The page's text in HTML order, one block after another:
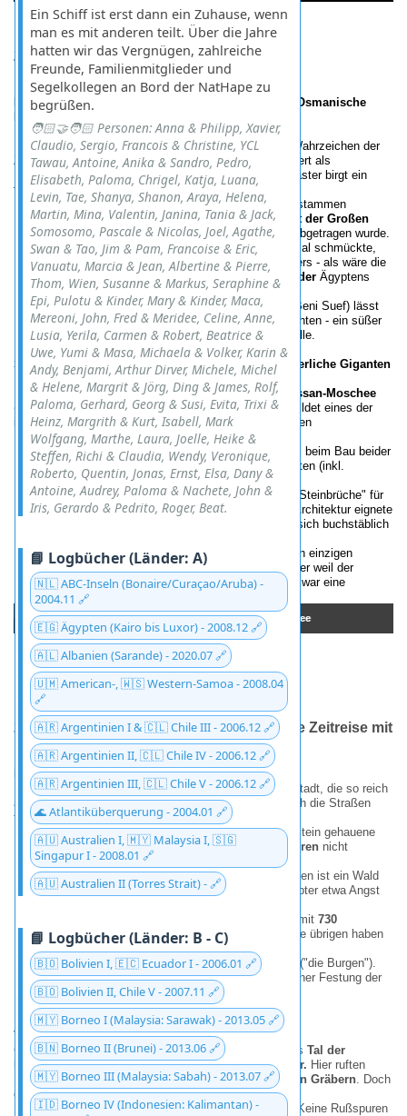
Ein Schiff ist erst dann ein Zuhause, wenn
man es mit anderen teilt. Über die Jahre
hatten wir das Vergnügen, zahlreiche
Freunde, Familienmitglieder und
Segelkollegen an Bord der NatHape zu
begrüßen.
🧑🏻‍🤝‍🧑🏻 Personen: Anna & Philipp, Xavier,
Claudio, Sergio, Francois & Christine, YCL
Tawau, Antoine, Anika & Sandro, Pedro,
Elisabeth, Paloma, Chrigel, Katja, Luana,
Levin, Tae, Shanya, Shanon, Araya, Helena,
Martin, Mina, Valentin, Janina, Tania & Jack,
Somosomo, Pascale & Nicolas, Joel, Agathe,
Swan & Tao, Jim & Pam, Francoise & Eric,
Vanuatu, Marcia & Jean, Albertine & Pierre,
Thom, Wien, Susanne & Markus, Seraphine &
Epi, Pulotu & Kinder, Mary & Kinder, Maca,
Mereoni, John, Fred & Meridee, Celine, Anne,
Lusia, Yerila, Carmen & Robert, Beatrice &
Uwe, Yumi & Masa, Michaela & Volker, Karin &
Andy, Benjami, Arthur Dirver, Michele, Michel
& Helene, Margrit & Jörg, Ding & James, Rolf,
Paloma, Gerhard, Georg & Susi, Evita, Trixi &
Heinz, Margrith & Kurt, Isabell, Mark
Wolfgang, Marthe, Laura, Joelle, Heike &
Steffen, Richi & Claudia, Wendy, Veronique,
Roberto, Quentin, Jonas, Ernst, Elsa, Dany &
Antoine, Audrey, Paloma & Nachete, John &
Iris, Gerardo & Pedrito, Roger, Beat.
📘 Logbücher (Länder: A)
🇳🇱 ABC-Inseln (Bonaire/Curaçao/Aruba) -
2004.11 🔗
🇪🇬 Ägypten (Kairo bis Luxor) - 2008.12 🔗
🇦🇱 Albanien (Sarande) - 2020.07 🔗
🇺🇲 American-, 🇼🇸 Western-Samoa - 2008.04
🔗
🇦🇷 Argentinien I & 🇨🇱 Chile III - 2006.12 🔗
🇦🇷 Argentinien II, 🇨🇱 Chile IV - 2006.12 🔗
🇦🇷 Argentinien III, 🇨🇱 Chile V - 2006.12 🔗
🌊 Atlantiküberquerung - 2004.01 🔗
🇦🇺 Australien I, 🇲🇾 Malaysia I, 🇸🇬
Singapur I - 2008.01 🔗
🇦🇺 Australien II (Torres Strait) - 🔗
📘 Logbücher (Länder: B - C)
🇧🇴 Bolivien I, 🇪🇨 Ecuador I - 2006.01 🔗
🇧🇴 Bolivien II, Chile V - 2007.11 🔗
🇲🇾 Borneo I (Malaysia: Sarawak) - 2013.05 🔗
🇧🇳 Borneo II (Brunei) - 2013.06 🔗
🇲🇾 Borneo III (Malaysia: Sabah) - 2013.07 🔗
🇮🇩 Borneo IV (Indonesien: Kalimantan) -
2008.12 - Die Moscheen von Kairo: Wo
Pharaonensteine neu erstrahlen
Die Muhammad-Ali-Moschee (Alabastermoschee): Osmanische
Pracht mit
Hoch über Kairo thront dieAlabastermoschee
- das Wahrzeichen der
Zitadelle, das Muhammad Ali Pascha im 19. Jahrhundert als
Machtsymbol errichten ließ. Doch ihr strahlender Alabaster birgt ein
faszinierendes Geheimnis:
Steine mit Vergangenheit: Teile der Verkleidung stammen
tatsächlich von derkalksteinernen Außenschicht der Großen
Pyramide von Gizeh, die über die Jahrhunderte abgetragen wurde.
Ironie der Geschichte: Was einst Cheops’ Grabmal schmückte,
ziert nun die Kuppeln eines osmanischen Herrschers - als wäre die
Pyramide selbst zum
größ ten Baumaterial-Spender Ägyptens
geworden.
Fun Fact: Der Alabaster (genauer: Kalkstein aus Beni Suef) lässt
die Moschee im Sonnenlicht wieZuckerwerk
leuchten - ein süßer
Kontrast zu den rauen Festungsmauern der Zitadelle.
Sultan-Hassan-Moschee & Rifa’i-Moschee: Mittelalterliche Giganten
Dieses architektonische Zwillingspaar - dieSultan-Hassan-Moschee
(14. Jh.) und die neuerereRifa’i-Moschee(19. Jh.) - bildet eines der
imposantesten Ensembles Kairos. Und auch hier spielen
Pyramidensteine eine Rolle:
Recycelte Monumente: Historiker vermuten, dass beim Bau beider
Moscheen Marmor und Kalkstein von antiken Stätten (inkl.
Pyramiden-Verblendung) wiederverwendet wurden.
Warum?Praktisch: Die nahen Pyramiden waren "Steinbrüche" für
spätere Baumeister. Symbolisch: Die islamische Architektur eignete
sich das Erbe der Pharaonen an - und machte es sich buchstäblich
Kuriosität:Die Sultan-Hassan-Moschee hat keinen einzigen
rechten Winkel - entweder aus religiöser Demut oder weil der
Architekt den Zirkel verlegte. (Scherz beiseite: Es war eine
bewusste Abkehr von "heidnischer" Präzision.)
Muhammad Ali Moschee - Alabastermoschee
Sultan Hassan Moschee und Rifa ´i-Moschee
2008.12 - Luxor & das Tal der Könige: Eine Zeitreise mit
tselgarantie
Luxor - Wo Geschichte zum Spaziergang wird
Eine Flugstunde südlich von Kairo liegtLuxor- eine Stadt, die so reich
an antiken Schätzen ist, dass man beim Bummel durch die Straßen
fast über Pharaonen stolpert. Die Highlights:
Luxor-Tempel:Majestätische Säulen, die wie in Stein gehauene
Baumstämme wirken - nur dass sie seit
3.400 Jahren nicht
umgefallen sind.
Karnak-Tempel:SeinHypostyl-Saal
ulen ist ein Wald
aus Hieroglyphen. Man fragt sich: "Haben die Ägypter etwa Angst
: Einst verband sie beide Tempel mit 730
Wä chterstatuen. Heute stehen noch 58 davon - die übrigen haben
wohl"Pause im Sand".
Fun Fact:Der Name "Luxor" kommt vonal-Uqsur ("die Burgen").
Kein Wunder: Wer hier wandelt, fühlt sich wie in einer Festung der
Zeit.
Tal der Könige: Grabmäler mit Geheimnisfaktor
Gegenüber von Luxor, in der schroffen Wüste, liegt das Tal der
nige- Ägyptens VIP-Friedhof des15.-10. Jh. v. Chr. Hier ruften
Pharaonen wie Tutanchamun intief in Fels gehauenen Gräbern. Doch
das wahre Wunder sind dieWandmalereien:
Rätsel 1:Wie malte man im Dunkeln so präzise? Keine Rußspuren